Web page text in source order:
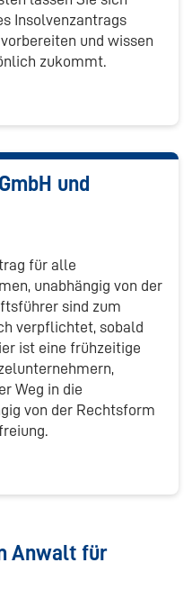
Insolvenzantrags
und wissen
zukommt.
und
für alle
unabhängig von der
sind zum
verpflichtet, sobald
ist eine frühzeitige
Weg in die
von der Rechtsform
Anwalt für